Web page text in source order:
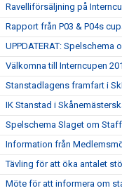
Ravelliförsäljning på
Rapport från P03 & P04s
UPPDATERAT: Spelschema
Välkomna till Interncupen
Stanstadlagens framfart i
IK Stanstad i
Spelschema Slaget om
Information från
Tävling för att öka antalet
Möte för att informera om